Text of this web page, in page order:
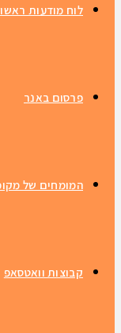
לוח מודעות
פרסום באנר
המומחים של
קבוצות וואטסאפ